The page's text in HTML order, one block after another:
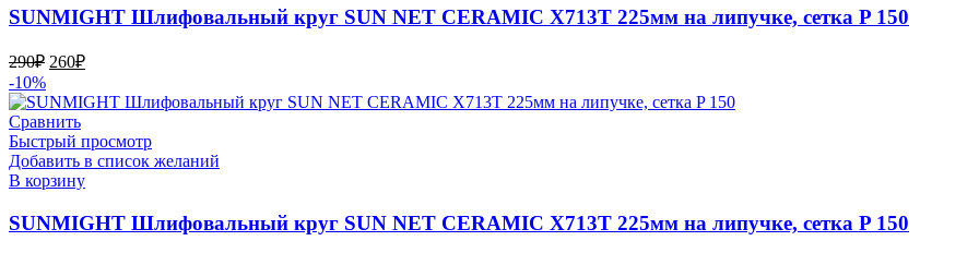
SUNMIGHT Шлифовальный круг SUN NET CERAMIC X713T 225мм на липучке, сетка P 150
290₽ Первоначальная
составляла
290₽.
260₽Текущая
260₽.
-10%
Сравнить
Быстрый просмотр
Добавить в список желаний
В корзину
SUNMIGHT Шлифовальный круг SUN NET CERAMIC X713T 225мм на липучке, сетка P 150